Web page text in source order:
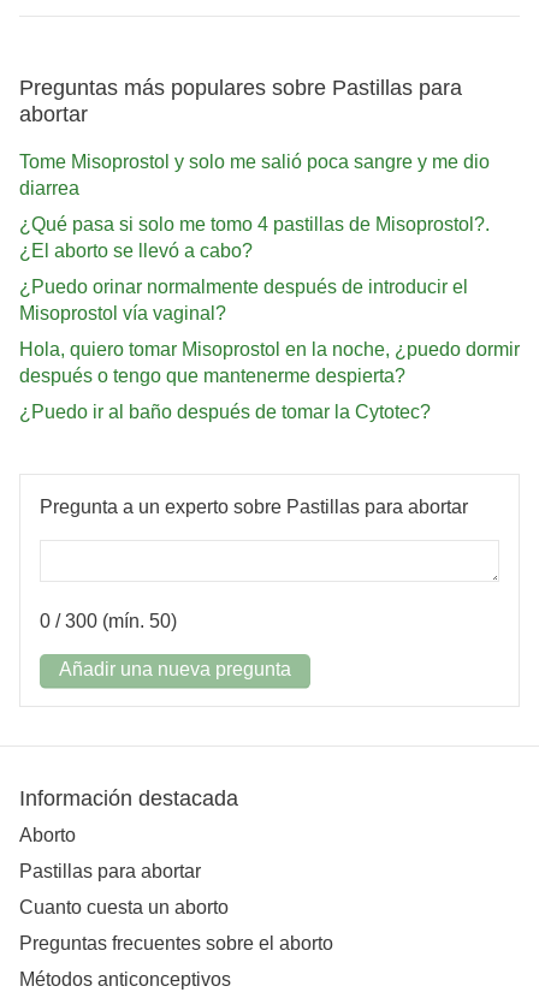
Preguntas más populares sobre Pastillas para
abortar
Tome Misoprostol y solo me salió poca sangre y me dio
diarrea
¿Qué pasa si solo me tomo 4 pastillas de Misoprostol?.
¿El aborto se llevó a cabo?
¿Puedo orinar normalmente después de introducir el
Misoprostol vía vaginal?
Hola, quiero tomar Misoprostol en la noche, ¿puedo dormir
después o tengo que mantenerme despierta?
¿Puedo ir al baño después de tomar la Cytotec?
Pregunta a un experto sobre Pastillas para abortar
0 / 300 (mín. 50)
Añadir una nueva pregunta
Información destacada
Aborto
Pastillas para abortar
Cuanto cuesta un aborto
Preguntas frecuentes sobre el aborto
Métodos anticonceptivos